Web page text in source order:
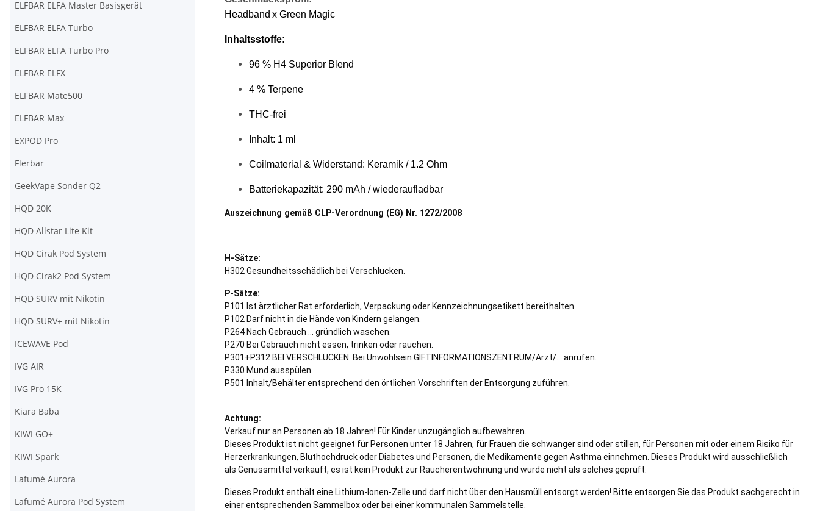
Headband x Green Magic
Inhaltsstoffe:
96 % H4 Superior Blend
4 % Terpene
THC-frei
Inhalt: 1 ml
Coilmaterial & Widerstand: Keramik / 1.2 Ohm
Batteriekapazität: 290 mAh / wiederaufladbar
Auszeichnung gemäß CLP-Verordnung (EG) Nr. 1272/2008
H-Sätze:
H302 Gesundheitsschädlich bei Verschlucken.
P-Sätze:
P101 Ist ärztlicher Rat erforderlich, Verpackung oder Kennzeichnungsetikett bereithalten.
P102 Darf nicht in die Hände von Kindern gelangen.
P264 Nach Gebrauch … gründlich waschen.
P270 Bei Gebrauch nicht essen, trinken oder rauchen.
P301+P312 BEI VERSCHLUCKEN: Bei Unwohlsein GIFTINFORMATIONSZENTRUM/Arzt/… anrufen.
P330 Mund ausspülen.
P501 Inhalt/Behälter entsprechend den örtlichen Vorschriften der Entsorgung zuführen.
Achtung:
Verkauf nur an Personen ab 18 Jahren! Für Kinder unzugänglich aufbewahren.
Dieses Produkt ist nicht geeignet für Personen unter 18 Jahren, für Frauen die schwanger sind oder stillen, für Personen mit oder einem Risiko für
Herzerkrankungen, Bluthochdruck oder Diabetes und Personen, die Medikamente gegen Asthma einnehmen. Dieses Produkt wird ausschließlich
als Genussmittel verkauft, es ist kein Produkt zur Raucherentwöhnung und wurde nicht als solches geprüft.
Dieses Produkt enthält eine Lithium-Ionen-Zelle und darf nicht über den Hausmüll entsorgt werden! Bitte entsorgen Sie das Produkt sachgerecht in
einer entsprechenden Sammelbox oder bei einer kommunalen Sammelstelle.
ELFBAR ELFA Master Basisgerät
ELFBAR ELFA Turbo
ELFBAR ELFA Turbo Pro
ELFBAR ELFX
ELFBAR Mate500
ELFBAR Max
EXPOD Pro
Flerbar
GeekVape Sonder Q2
HQD 20K
HQD Allstar Lite Kit
HQD Cirak Pod System
HQD Cirak2 Pod System
HQD SURV mit Nikotin
HQD SURV+ mit Nikotin
ICEWAVE Pod
IVG AIR
IVG Pro 15K
Kiara Baba
KIWI GO+
KIWI Spark
Lafumé Aurora
Lafumé Aurora Pod System